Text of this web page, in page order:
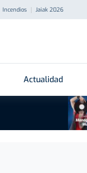
Incendios Jaiak 2026
Actualidad